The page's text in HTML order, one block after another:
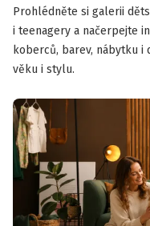
Prohlédněte si galerii
i teenagery a načerpejte
koberců, barev, nábytku
věku i stylu.